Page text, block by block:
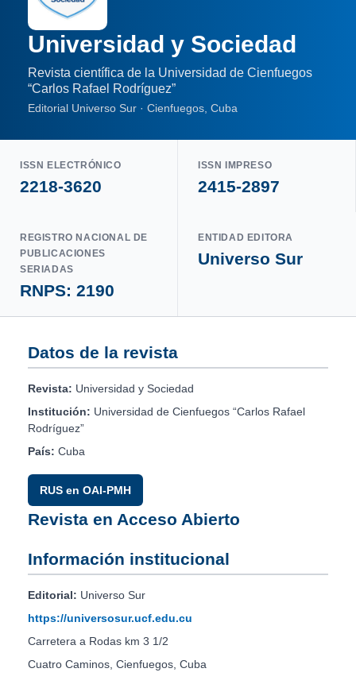
Universidad y Sociedad
Revista científica de la Universidad de Cienfuegos
“Carlos Rafael Rodríguez”
Editorial Universo Sur · Cienfuegos, Cuba
ISSN ELECTRÓNICO
2218-3620
ISSN IMPRESO
2415-2897
REGISTRO NACIONAL DE
PUBLICACIONES
SERIADAS
RNPS: 2190
ENTIDAD EDITORA
Universo Sur
Datos de la revista
Revista: Universidad y Sociedad
Institución: Universidad de Cienfuegos “Carlos Rafael
Rodríguez”
País: Cuba
RUS en OAI-PMH
Revista en Acceso Abierto
Información institucional
Editorial: Universo Sur
https://universosur.ucf.edu.cu
Carretera a Rodas km 3 1/2
Cuatro Caminos, Cienfuegos, Cuba